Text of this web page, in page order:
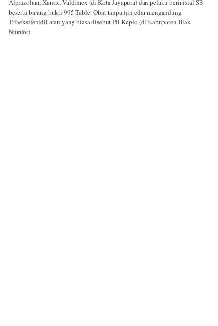
Alprazolam, Xanax, Valdimex (di Kota Jayapura) dan pelaku berinisial SB
beserta barang bukti 995 Tablet Obat tanpa ijin edar mengandung
Triheksifenidil atau yang biasa disebut Pil Koplo (di Kabupaten Biak
Numfor).